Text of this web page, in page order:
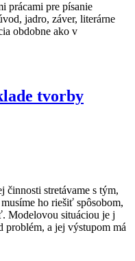
prácami pre písanie
jadro, záver, literárne
obdobne ako v
tvorby
činnosti stretávame s tým,
ho riešiť spôsobom,
Modelovou situáciou je j
problém, a jej výstupom má